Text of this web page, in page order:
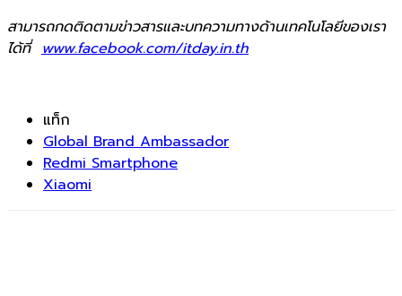
สามารถกดติดตามข่าวสารและบทความทางด้านเทคโนโลยีของเรา
ได้ที่ www.facebook.com/itday.in.th
แท็ก
Global Brand Ambassador
Redmi Smartphone
Xiaomi